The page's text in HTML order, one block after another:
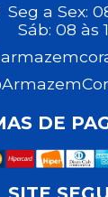
Seg a Sex:
Sáb: 08 às
DE